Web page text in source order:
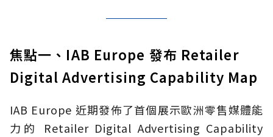
焦點一、IAB Europe 發布 Retailer
Digital Advertising Capability Map
IAB Europe 近期發佈了首個展示歐洲零售媒體能
力的 Retailer Digital Advertising Capability